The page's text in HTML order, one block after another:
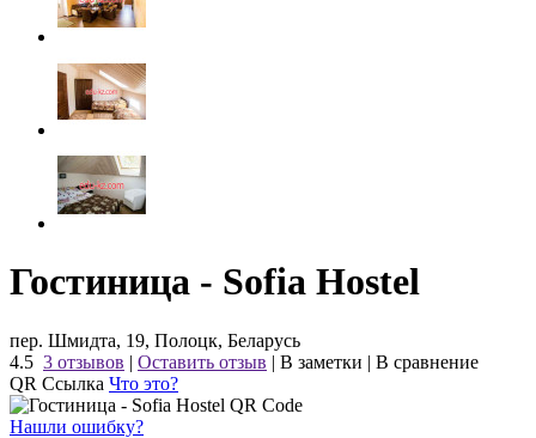
Гостиница - Sofia Hostel
пер. Шмидта, 19, Полоцк, Беларусь
4.5 3 отзывов | Оставить отзыв | В заметки | В сравнение
QR Ссылка Что это?
Нашли ошибку?